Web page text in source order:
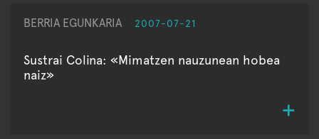
BERRIA EGUNKARIA 2007-07-21
Sustrai Colina: «Mimatzen nauzunean hobea
naiz»